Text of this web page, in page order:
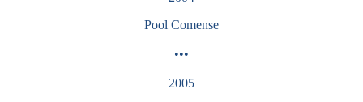
Pool Comense
•••
2005